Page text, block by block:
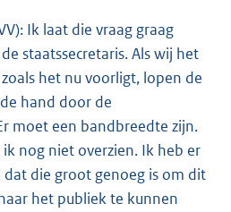
Ik laat die vraag graag
staatssecretaris. Als wij het
het nu voorligt, lopen de
hand door de
moet een bandbreedte zijn.
nog niet overzien. Ik heb er
die groot genoeg is om dit
het publiek te kunnen